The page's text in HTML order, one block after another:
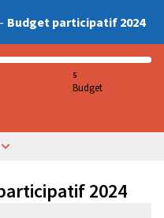
- Budget participatif 2024
5
Budget
2024